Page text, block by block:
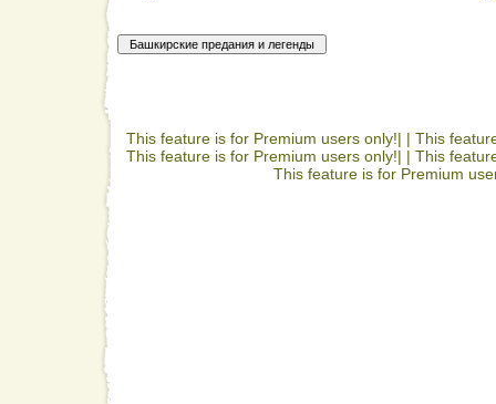
This feature is for Premium users only!| | This
This feature is for Premium users only!| | This
This feature is for Premium